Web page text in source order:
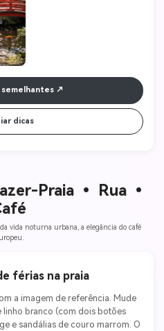
dicas
Praia • Rua •
vida noturna urbana, a elegância do café
férias na praia
a imagem de referência. Mude
linho branco (com dois botões
e sandálias de couro marrom. O